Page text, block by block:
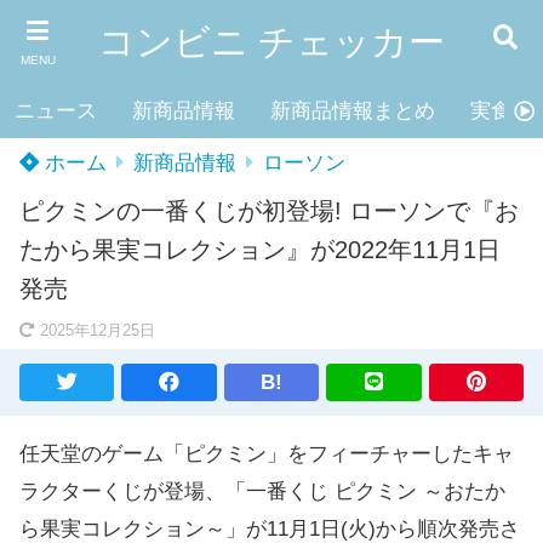
MENU コンビニ チェッカー
ニュース 新商品情報 新商品情報まとめ 実食レ
ホーム 新商品情報 ローソン
ピクミンの一番くじが初登場! ローソンで『お
たから果実コレクション』が2022年11月1日
発売
2025年12月25日
B!
任天堂のゲーム「ピクミン」をフィーチャーしたキャ
ラクターくじが登場、「一番くじ ピクミン ～おたか
ら果実コレクション～」が11月1日(火)から順次発売さ